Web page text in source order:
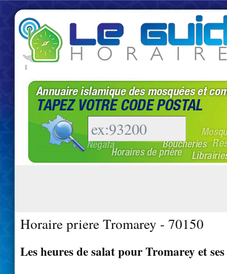
|
Horaire priere Tromarey - 70150
Les heures de salat pour Tromarey et